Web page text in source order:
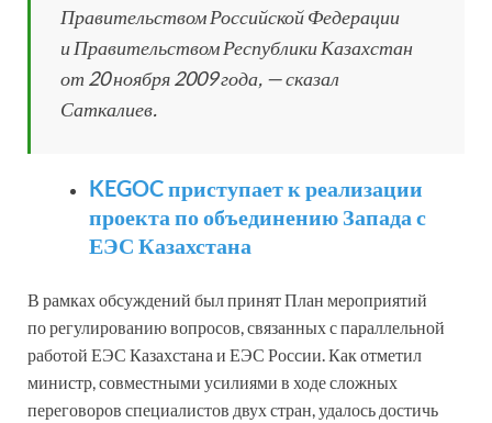
Правительством Российской Федерации
и Правительством Республики Казахстан
от 20 ноября 2009 года, — сказал
Саткалиев.
KEGOC приступает к реализации
проекта по объединению Запада с
ЕЭС Казахстана
В рамках обсуждений был принят План мероприятий
по регулированию вопросов, связанных с параллельной
работой ЕЭС Казахстана и ЕЭС России. Как отметил
министр, совместными усилиями в ходе сложных
переговоров специалистов двух стран, удалось достичь